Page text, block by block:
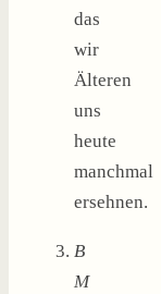
das
wir
Älteren
uns
heute
manchmal
ersehnen.
B
M